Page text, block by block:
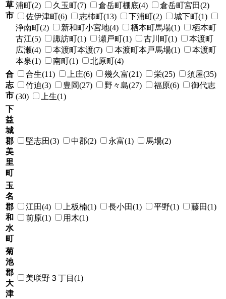
草
市
浦町(2)
久玉町(7) 倉岳町棚底(4)
倉岳町宮田(2)
佐伊津町(6)
志柿町(13) 下浦町(2)
城下町(1)
浄南町(2)
新和町小宮地(4) 栖本町馬場(1)
栖本町
古江(5)
諏訪町(1) 瀬戸町(1) 古川町(1)
本渡町
広瀬(4)
本渡町本渡(7) 本渡町本戸馬場(1)
本渡町
本泉(1)
南町(1)
北原町(4)
合
志
市
合生(11) 上庄(6) 幾久富(21) 栄(25)
須屋(35)
竹迫(3)
豊岡(27) 野々島(27) 福原(6)
御代志
(30)
上生(1)
下
益
城
郡
美
里
町
堅志田(3) 中郡(2) 永富(1) 馬場(2)
玉
名
郡
和
水
町
江田(4) 上板楠(1) 長小田(1) 平野(1)
藤田(1)
前原(1)
用木(1)
菊
池
郡
大
津
美咲野３丁目(1)